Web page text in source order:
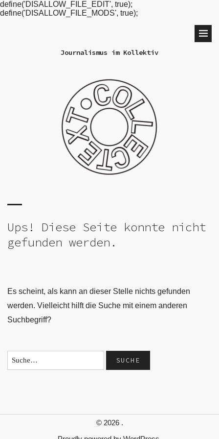
define('DISALLOW_FILE_EDIT', true);
define('DISALLOW_FILE_MODS', true);
Journalismus im Kollektiv
Ups! Diese Seite konnte nicht
gefunden werden.
Es scheint, als kann an dieser Stelle nichts gefunden
werden. Vielleicht hilft die Suche mit einem anderen
Suchbegriff?
© 2026 .